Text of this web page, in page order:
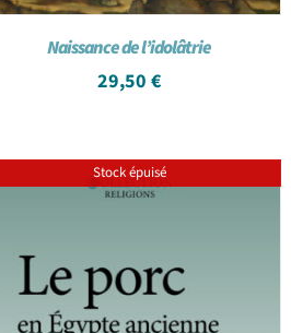
Naissance de l’idolâtrie
29,50 €
Stock épuisé